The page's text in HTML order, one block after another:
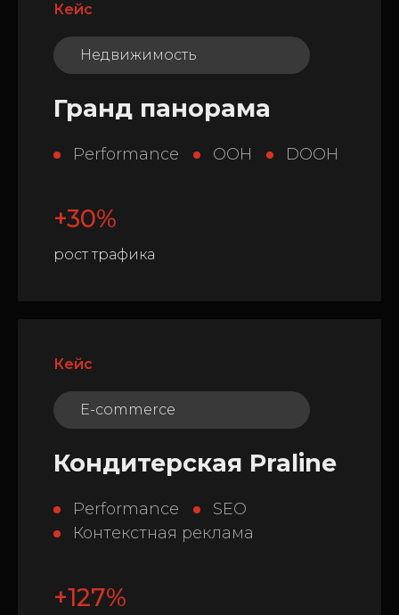
Кейс
Недвижимость
Гранд панорама
Performance OOH DOOH
+30%
рост трафика
Кейс
E-commerce
Кондитерская Praline
Performance
SEO
Контекстная реклама
+127%